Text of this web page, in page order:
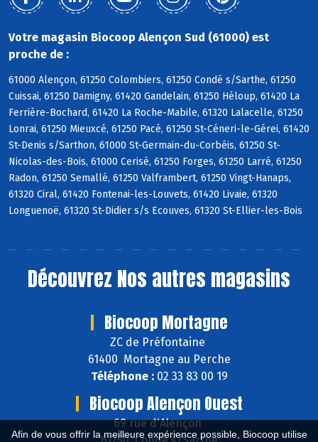
Afin de vous offrir la meilleure expérience possible, Biocoop utilise
Votre magasin Biocoop Alençon Sud (61000) est
proche de :
61000 Alençon, 61250 Colombiers, 61250 Condé s/Sarthe, 61250
Cuissai, 61250 Damigny, 61420 Gandelain, 61250 Héloup, 61420 La
Ferrière-Bochard, 61420 La Roche-Mabile, 61320 Lalacelle, 61250
Lonrai, 61250 Mieuxcé, 61250 Pacé, 61250 St-Céneri-le-Gérei, 61420
St-Denis s/Sarthon, 61000 St-Germain-du-Corbéis, 61250 St-
Nicolas-des-Bois, 61000 Cerisé, 61250 Forges, 61250 Larré, 61250
Radon, 61250 Semallé, 61250 Valframbert, 61250 Vingt-Hanaps,
61320 Ciral, 61420 Fontenai-les-Louvets, 61420 Livaie, 61320
Longuenoë, 61320 St-Didier s/s Ecouves, 61320 St-Ellier-les-Bois
Découvrez Nos autres magasins
Biocoop Mortagne
ZC de Préfontaine
61400 Mortagne au Perche
Téléphone :02 33 83 00 19
Biocoop Alençon Ouest
69 rue d'Alençon